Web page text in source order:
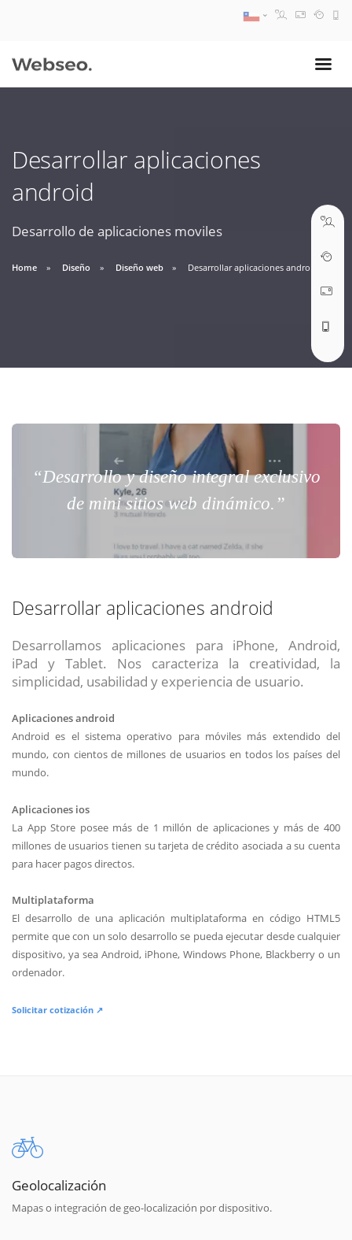
Desarrollar aplicaciones
android
Desarrollo de aplicaciones moviles
Home Diseño Diseño web Desarrollar aplicaciones android
“Desarrollo y diseño integral exclusivo
de mini sitios web dinámico.”
Desarrollar aplicaciones android
Desarrollamos aplicaciones para iPhone, Android,
iPad y Tablet. Nos caracteriza la creatividad, la
simplicidad, usabilidad y experiencia de usuario.
Aplicaciones android
Android es el sistema operativo para móviles más extendido del
mundo, con cientos de millones de usuarios en todos los países del
mundo.
Aplicaciones ios
La App Store posee más de 1 millón de aplicaciones y más de 400
millones de usuarios tienen su tarjeta de crédito asociada a su cuenta
para hacer pagos directos.
Multiplataforma
El desarrollo de una aplicación multiplataforma en código HTML5
permite que con un solo desarrollo se pueda ejecutar desde cualquier
dispositivo, ya sea Android, iPhone, Windows Phone, Blackberry o un
ordenador.
Solicitar cotización ↗
Geolocalización
Mapas o integración de geo-localización por dispositivo.
09:30 AM A 18:30 PM
ABRIR TICKET